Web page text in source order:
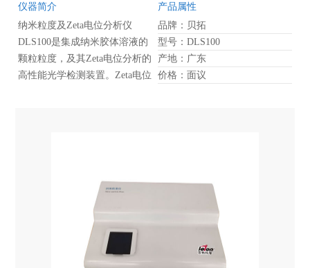
仪器简介
纳米粒度及Zeta电位分析仪
DLS100是集成纳米胶体溶液的
颗粒粒度，及其Zeta电位分析的
高性能光学检测装置。Zeta电位
确地检测胶体溶液中纳米颗粒
的粒径及粒径分布，以及Zeta电
位等参数，可广泛的应用于生
物、医药、化工、食品、材料
制备和污水处理等领域的基础
产品属性
品牌：贝拓
型号：DLS100
产地：广东
价格：面议